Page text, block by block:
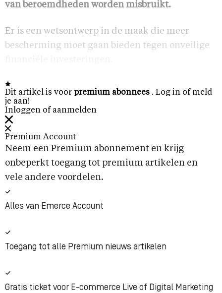
van beroemdheden worden misbruikt.
Er is een wetsontwerp in de maak die meer
bescherming moet gaan bieden tegen onveilige
Dit artikel is voor premium abonnees . Log in of meld
je aan!
Inloggen of aanmelden
Premium Account
Neem een Premium abonnement en krijg
onbeperkt toegang tot premium artikelen en
vele andere voordelen.
Alles van Emerce Account
Toegang tot alle Premium nieuws artikelen
Gratis ticket voor E-commerce Live of Digital Marketing